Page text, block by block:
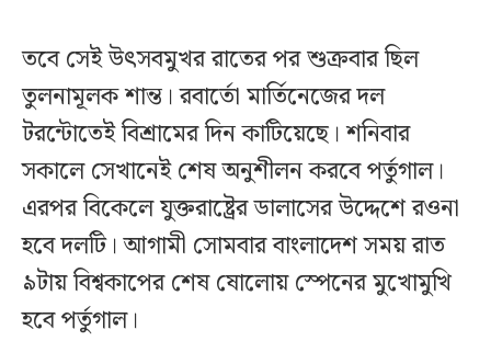
তবে সেই উৎসবমুখর রাতের পর শুক্রবার ছিল
তুলনামূলক শান্ত। রবার্তো মার্তিনেজের দল
টরন্টোতেই বিশ্রামের দিন কাটিয়েছে। শনিবার
সকালে সেখানেই শেষ অনুশীলন করবে পর্তুগাল।
এরপর বিকেলে যুক্তরাষ্ট্রের ডালাসের উদ্দেশে রওনা
হবে দলটি। আগামী সোমবার বাংলাদেশ সময় রাত
৯টায় বিশ্বকাপের শেষ ষোলোয় স্পেনের মুখোমুখি
হবে পর্তুগাল।